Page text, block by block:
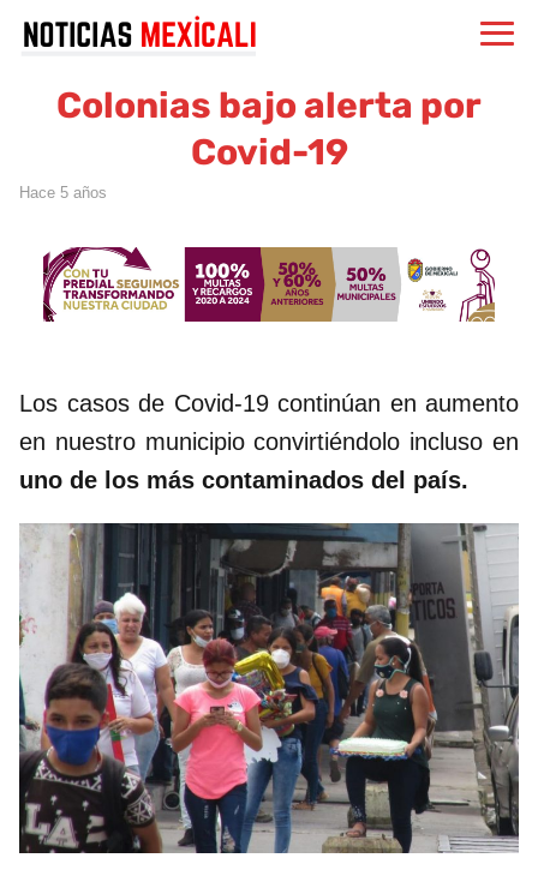
Colonias bajo alerta por
Covid-19
hace 5 años
Los casos de Covid-19 continúan en aumento
en nuestro municipio convirtiéndolo incluso en
uno de los más contaminados del país.